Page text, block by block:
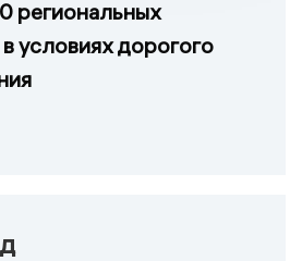
региональных
условиях дорогого